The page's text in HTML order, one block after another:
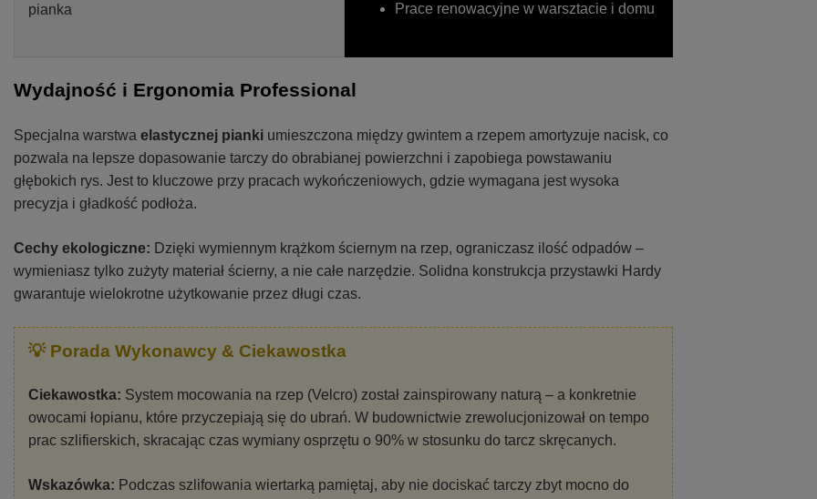
pianka
Prace renowacyjne w warsztacie i domu
Wydajność i Ergonomia Professional
Specjalna warstwa elastycznej pianki umieszczona między gwintem a rzepem amortyzuje nacisk, co
pozwala na lepsze dopasowanie tarczy do obrabianej powierzchni i zapobiega powstawaniu
głębokich rys. Jest to kluczowe przy pracach wykończeniowych, gdzie wymagana jest wysoka
precyzja i gładkość podłoża.
Cechy ekologiczne: Dzięki wymiennym krążkom ściernym na rzep, ograniczasz ilość odpadów –
wymieniasz tylko zużyty materiał ścierny, a nie całe narzędzie. Solidna konstrukcja przystawki Hardy
gwarantuje wielokrotne użytkowanie przez długi czas.
💡 Porada Wykonawcy & Ciekawostka
Ciekawostka: System mocowania na rzep (Velcro) został zainspirowany naturą – a konkretnie
owocami łopianu, które przyczepiają się do ubrań. W budownictwie zrewolucjonizował on tempo
prac szlifierskich, skracając czas wymiany osprzętu o 90% w stosunku do tarcz skręcanych.
Wskazówka: Podczas szlifowania wiertarką pamiętaj, aby nie dociskać tarczy zbyt mocno do